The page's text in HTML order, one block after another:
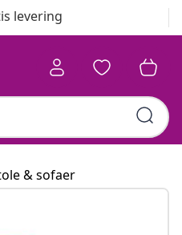
levering
& sofaer